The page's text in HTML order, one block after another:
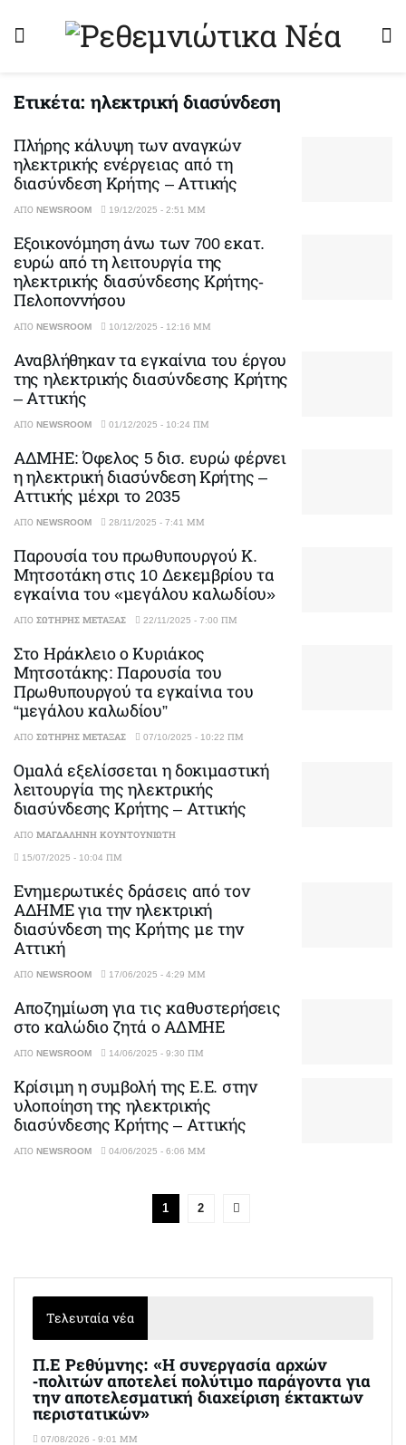
Ετικέτα:ηλεκτρική διασύνδεση
Πλήρης κάλυψη των αναγκών
ηλεκτρικής ενέργειας από τη
διασύνδεση Κρήτης – Αττικής
ΑΠΌ NEWSROOM 19/12/2025 - 2:51 ΜΜ
Εξοικονόμηση άνω των 700 εκατ.
ευρώ από τη λειτουργία της
ηλεκτρικής διασύνδεσης Κρήτης-
Πελοποννήσου
ΑΠΌ NEWSROOM 10/12/2025 - 12:16 ΜΜ
Αναβλήθηκαν τα εγκαίνια του έργου
της ηλεκτρικής διασύνδεσης Κρήτης
– Αττικής
ΑΠΌ NEWSROOM 01/12/2025 - 10:24 ΠΜ
ΑΔΜΗΕ: Όφελος 5 δισ. ευρώ φέρνει
η ηλεκτρική διασύνδεση Κρήτης –
Αττικής μέχρι το 2035
ΑΠΌ NEWSROOM 28/11/2025 - 7:41 ΜΜ
Παρουσία του πρωθυπουργού Κ.
Μητσοτάκη στις 10 Δεκεμβρίου τα
εγκαίνια του «μεγάλου καλωδίου»
ΑΠΌ ΣΩΤΉΡΗΣ ΜΕΤΑΞΆΣ 22/11/2025 - 7:00 ΠΜ
Στο Ηράκλειο ο Κυριάκος
Μητσοτάκης: Παρουσία του
Πρωθυπουργού τα εγκαίνια του
“μεγάλου καλωδίου”
ΑΠΌ ΣΩΤΉΡΗΣ ΜΕΤΑΞΆΣ 07/10/2025 - 10:22 ΠΜ
Ομαλά εξελίσσεται η δοκιμαστική
λειτουργία της ηλεκτρικής
διασύνδεσης Κρήτης – Αττικής
ΑΠΌ ΜΑΓΔΑΛΗΝΉ ΚΟΥΝΤΟΥΝΙΏΤΗ
15/07/2025 - 10:04 ΠΜ
Ενημερωτικές δράσεις από τον
ΑΔΗΜΕ για την ηλεκτρική
διασύνδεση της Κρήτης με την
Αττική
ΑΠΌ NEWSROOM 17/06/2025 - 4:29 ΜΜ
Αποζημίωση για τις καθυστερήσεις
στο καλώδιο ζητά ο ΑΔΜΗΕ
ΑΠΌ NEWSROOM 14/06/2025 - 9:30 ΠΜ
Κρίσιμη η συμβολή της Ε.Ε. στην
υλοποίηση της ηλεκτρικής
διασύνδεσης Κρήτης – Αττικής
ΑΠΌ NEWSROOM 04/06/2025 - 6:06 ΜΜ
1 2
Τελευταία νέα
Π.Ε Ρεθύμνης: «Η συνεργασία αρχών
-πολιτών αποτελεί πολύτιμο παράγοντα για
την αποτελεσματική διαχείριση έκτακτων
περιστατικών»
07/08/2026 - 9:01 ΜΜ